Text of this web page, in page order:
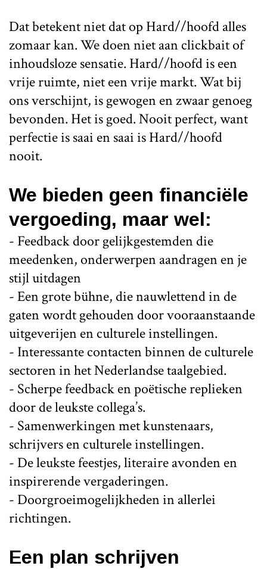
Dat betekent niet dat op Hard//hoofd alles
zomaar kan. We doen niet aan clickbait of
inhoudsloze sensatie. Hard//hoofd is een
vrije ruimte, niet een vrije markt. Wat bij
ons verschijnt, is gewogen en zwaar genoeg
bevonden. Het is goed. Nooit perfect, want
perfectie is saai en saai is Hard//hoofd
nooit.
We bieden geen financiële
vergoeding, maar wel:
- Feedback door gelijkgestemden die
meedenken, onderwerpen aandragen en je
stijl uitdagen
- Een grote bühne, die nauwlettend in de
gaten wordt gehouden door vooraanstaande
uitgeverijen en culturele instellingen.
- Interessante contacten binnen de culturele
sectoren in het Nederlandse taalgebied.
- Scherpe feedback en poëtische replieken
door de leukste collega’s.
- Samenwerkingen met kunstenaars,
schrijvers en culturele instellingen.
- De leukste feestjes, literaire avonden en
inspirerende vergaderingen.
- Doorgroeimogelijkheden in allerlei
richtingen.
Een plan schrijven